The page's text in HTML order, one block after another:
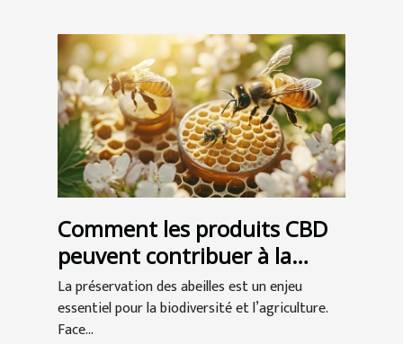
Comment les produits CBD
peuvent contribuer à la
préservation des abeilles ?
La préservation des abeilles est un enjeu
essentiel pour la biodiversité et l’agriculture.
Face...